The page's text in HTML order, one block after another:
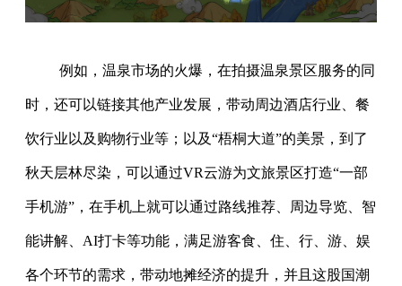
例如，温泉市场的火爆，在拍摄温泉景区服务的同
时，还可以链接其他产业发展，带动周边酒店行业、餐
饮行业以及购物行业等；以及“梧桐大道”的美景，到了
秋天层林尽染，可以通过VR云游为文旅景区打造“一部
手机游”，在手机上就可以通过路线推荐、周边导览、智
能讲解、AI打卡等功能，满足游客食、住、行、游、娱
各个环节的需求，带动地摊经济的提升，并且这股国潮